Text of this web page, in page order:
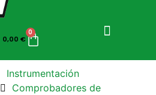
0,00 €
0
Instrumentación
Comprobadores de